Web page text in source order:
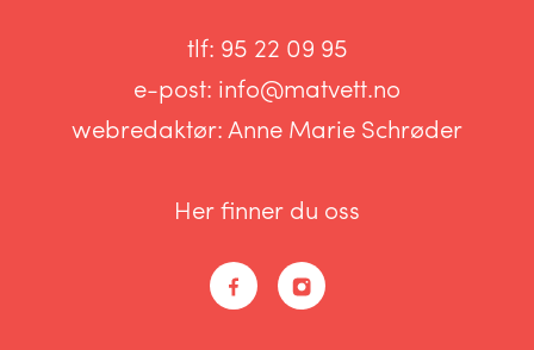
tlf: 95 22 09 95
e-post: info@matvett.no
webredaktør: Anne Marie Schrøder
Her finner du oss